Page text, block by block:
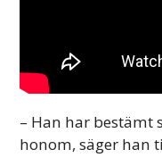
– Han har bestämt
honom, säger han